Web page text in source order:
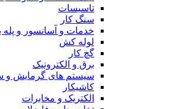
تاسیسات
سنگ کار
خدمات و آسانسور و پله
لوله کش
گچ کار
برق و الکترونیک
سیستم های گرمایش و
کاشیکار
الکتریک و مخابرات